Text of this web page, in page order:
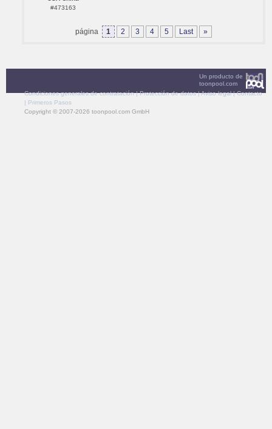
#473163
página 1 2 3 4 5 Last »
Un producto de
toonpool.com
Condiciones generales de contratación|Protección de datos|Aviso legal|Contacto
| Primeros Pasos
Copyright © 2007-2026 toonpool.com GmbH